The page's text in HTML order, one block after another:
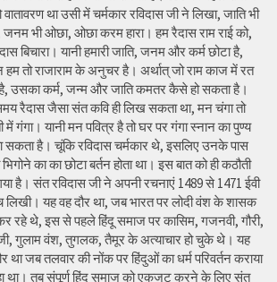
वातावरण था उसी में चर्मकार रविदास जी ने लिखा, जाति भी
भी ओछा, ओछा करम हारा। हम रैदास राम राई को,
बिचारा। यानी हमारी जाति, जनम और कर्म छोटा है,
तो राजाराम के अनुचर है। अर्थात् जो राम काज में रत
उसका कर्म, जन्म और जाति कमतर कैसे हो सकता है।
रैदास जैसा संत कवि ही लिख सकता था, मन चंगा तो
में गंगा। यानी मन पवित्र है तो घर पर गंगा स्नान का पुण्य
सकता है। चूंकि रविदास चर्मकार थे, इसलिए उनके पास
का का छोटा बर्तन होता था। इस बात को ही कठौती
है। संत रविदास जी ने अपनी रचनाएं 1489 से 1471 ईवी
लिखी। यह वह दौर था, जब भारत पर लोदी वंश के शासक
रहे थे, इस से पहले हिंदू समाज पर कासिम, गजनवी, गौरी,
गुलाम वंश, तुगलक, तैमूर के अत्याचार हो चुके थे। यह
था जब तलवार की नोंक पर हिंदुओं का धर्म परिवर्तन कराया
था। तब संपूर्ण हिंदू समाज को एकजुट करने के लिए संत